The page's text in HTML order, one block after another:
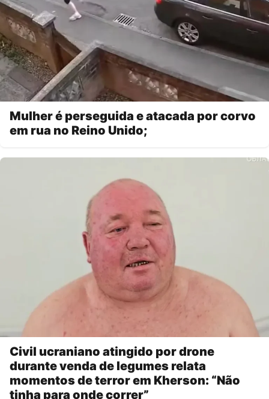
Mulher é perseguida e atacada por corvo
em rua no Reino Unido;
Civil ucraniano atingido por drone
durante venda de legumes relata
momentos de terror em Kherson: “Não
tinha para onde correr”